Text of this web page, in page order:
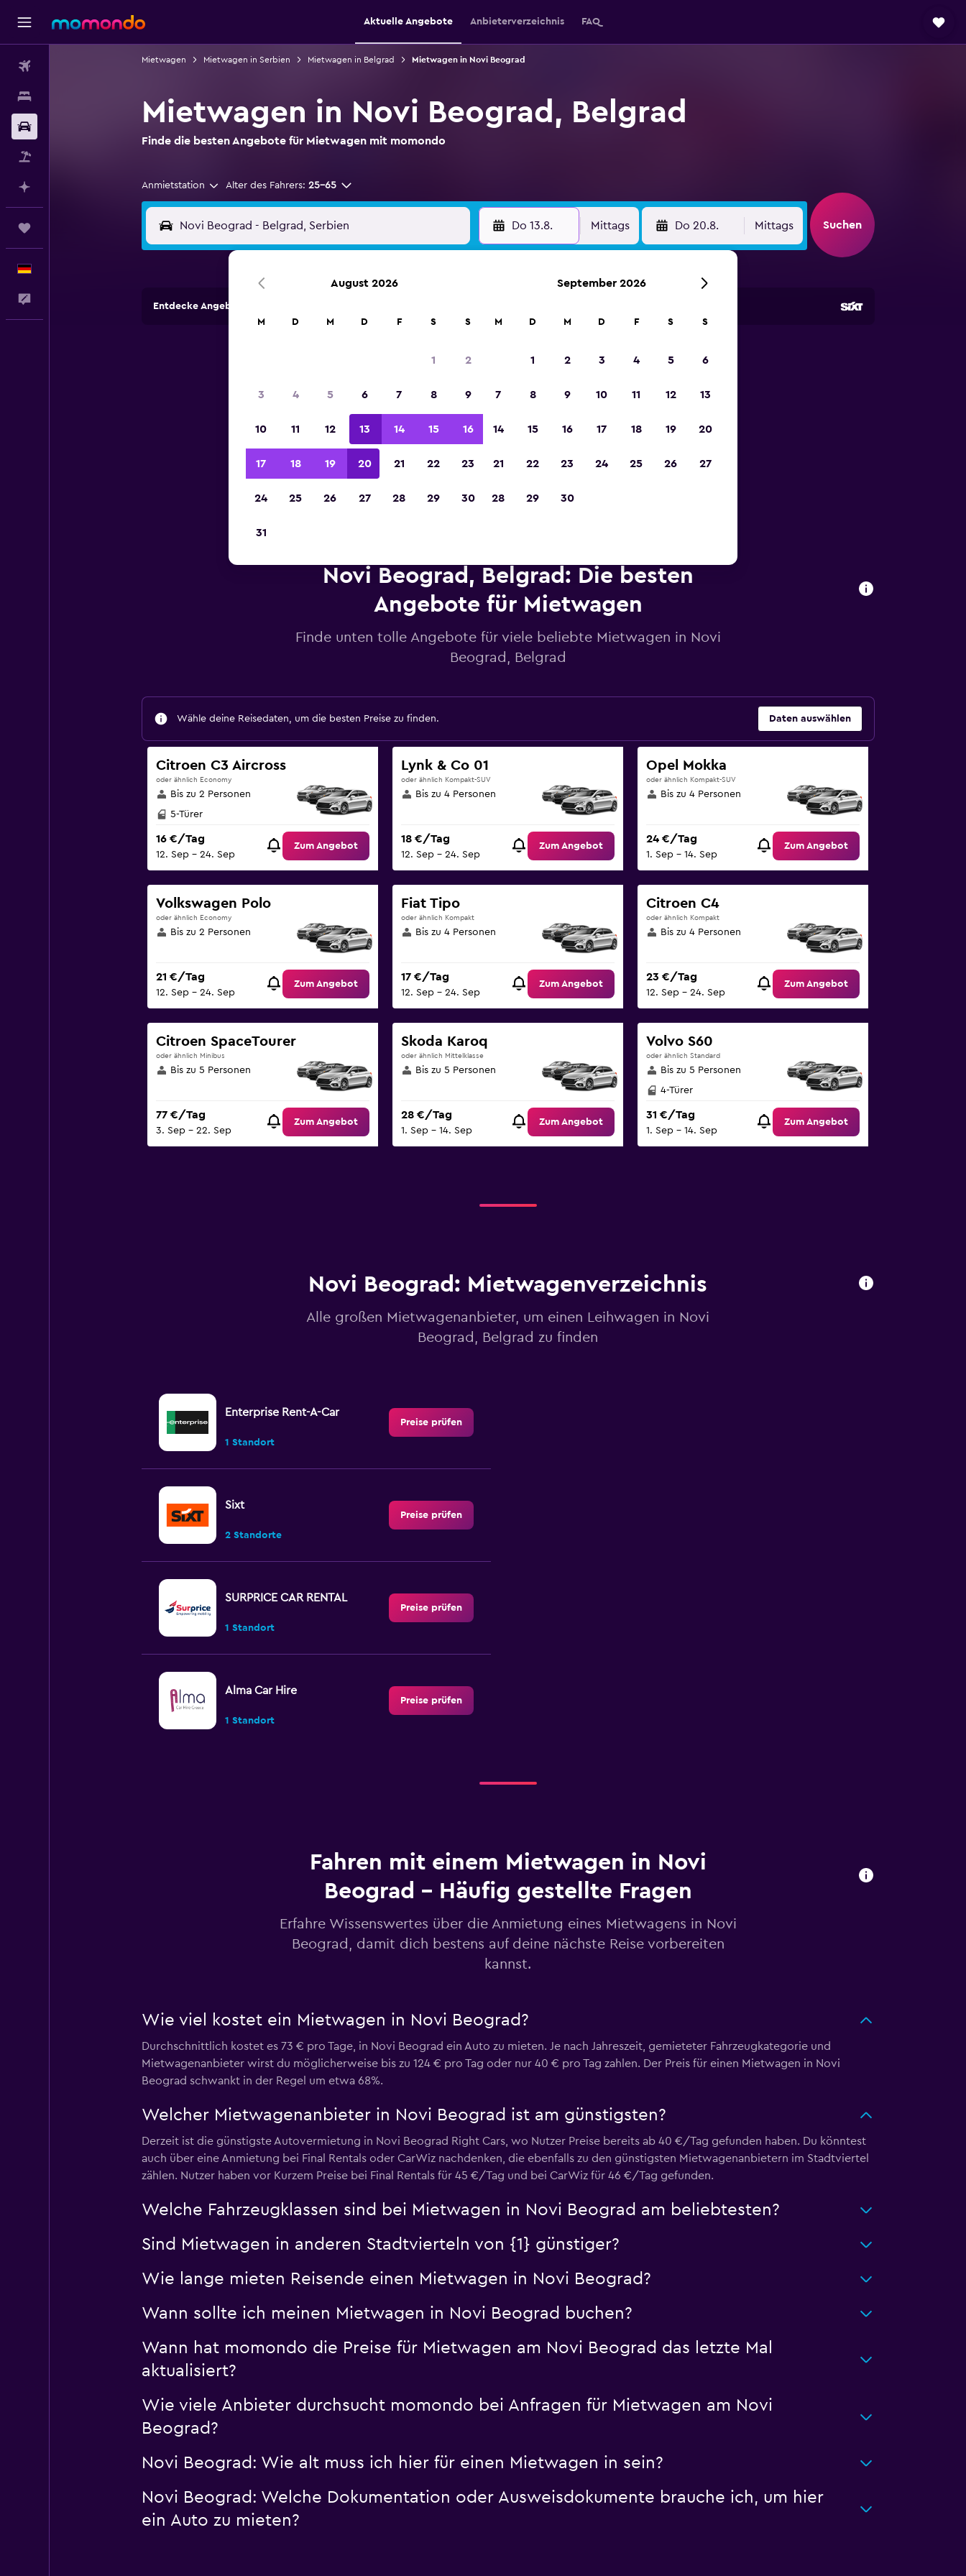
Aktuelle Angebote Anbieterverzeichnis FAQ
Mietwagen Mietwagen in Serbien Mietwagen in Belgrad Mietwagen in Novi Beograd
Mietwagen in Novi Beograd, Belgrad
Finde die besten Angebote für Mietwagen mit momondo
Anmietstation Alter des Fahrers: 25-65
Do 13.8. Mittags Do 20.8. Mittags Suchen
Entdecke Angebote von Autovermietungen an über 70.000 Standorten mit momondo.
Sieger 2023 gekürt
Novi Beograd, Belgrad: Die besten
Angebote für Mietwagen
Finde unten tolle Angebote für viele beliebte Mietwagen in Novi
Beograd, Belgrad
Wähle deine Reisedaten, um die besten Preise zu finden. Daten auswählen
Citroen C3 Aircross
oder ähnlich Economy
Bis zu 2 Personen
5-Türer
16 €/Tag
12. Sep – 24. Sep
Zum Angebot
Lynk & Co 01
oder ähnlich Kompakt-SUV
Bis zu 4 Personen
18 €/Tag
12. Sep – 24. Sep
Zum Angebot
Opel Mokka
oder ähnlich Kompakt-SUV
Bis zu 4 Personen
24 €/Tag
1. Sep – 14. Sep
Zum Angebot
Volkswagen Polo
oder ähnlich Economy
Bis zu 2 Personen
21 €/Tag
12. Sep – 24. Sep
Zum Angebot
Fiat Tipo
oder ähnlich Kompakt
Bis zu 4 Personen
17 €/Tag
12. Sep – 24. Sep
Zum Angebot
Citroen C4
oder ähnlich Kompakt
Bis zu 4 Personen
23 €/Tag
12. Sep – 24. Sep
Zum Angebot
Citroen SpaceTourer
oder ähnlich Minibus
Bis zu 5 Personen
77 €/Tag
3. Sep – 22. Sep
Zum Angebot
Skoda Karoq
oder ähnlich Mittelklasse
Bis zu 5 Personen
28 €/Tag
1. Sep – 14. Sep
Zum Angebot
Volvo S60
oder ähnlich Standard
Bis zu 5 Personen
4-Türer
31 €/Tag
1. Sep – 14. Sep
Zum Angebot
Novi Beograd: Mietwagenverzeichnis
Alle großen Mietwagenanbieter, um einen Leihwagen in Novi
Beograd, Belgrad zu finden
Enterprise Rent-A-Car
1 Standort
Preise prüfen
Sixt
2 Standorte
Preise prüfen
SURPRICE CAR RENTAL
1 Standort
Preise prüfen
Alma Car Hire
1 Standort
Preise prüfen
Preise prüfen
Final Rentals
Preise prüfen
Fahren mit einem Mietwagen in Novi
Beograd – Häufig gestellte Fragen
Erfahre Wissenswertes über die Anmietung eines Mietwagens in Novi
Beograd, damit dich bestens auf deine nächste Reise vorbereiten
kannst.
Wie viel kostet ein Mietwagen in Novi Beograd?
Durchschnittlich kostet es 73 € pro Tage, in Novi Beograd ein Auto zu mieten. Je nach Jahreszeit, gemieteter Fahrzeugkategorie und
Mietwagenanbieter wirst du möglicherweise bis zu 124 € pro Tag oder nur 40 € pro Tag zahlen. Der Preis für einen Mietwagen in Novi
Beograd schwankt in der Regel um etwa 68%.
Welcher Mietwagenanbieter in Novi Beograd ist am günstigsten?
Derzeit ist die günstigste Autovermietung in Novi Beograd Right Cars, wo Nutzer Preise bereits ab 40 €/Tag gefunden haben. Du könntest
auch über eine Anmietung bei Final Rentals oder CarWiz nachdenken, die ebenfalls zu den günstigsten Mietwagenanbietern im Stadtviertel
zählen. Nutzer haben vor Kurzem Preise bei Final Rentals für 45 €/Tag und bei CarWiz für 46 €/Tag gefunden.
Welche Fahrzeugklassen sind bei Mietwagen in Novi Beograd am beliebtesten?
Sind Mietwagen in anderen Stadtvierteln von {1} günstiger?
Wie lange mieten Reisende einen Mietwagen in Novi Beograd?
Wann sollte ich meinen Mietwagen in Novi Beograd buchen?
Wann hat momondo die Preise für Mietwagen am Novi Beograd das letzte Mal
aktualisiert?
Wie viele Anbieter durchsucht momondo bei Anfragen für Mietwagen am Novi
Beograd?
Novi Beograd: Wie alt muss ich hier für einen Mietwagen in sein?
Novi Beograd: Welche Dokumentation oder Ausweisdokumente brauche ich, um hier
ein Auto zu mieten?
August 2026
M D M D F S S
1 2
3 4 5 6 7 8 9
10 11 12 13 14 15 16
17 18 19 20 21 22 23
24 25 26 27 28 29 30
31
September 2026
M D M D F S S
1 2 3 4 5 6
7 8 9 10 11 12 13
14 15 16 17 18 19 20
21 22 23 24 25 26 27
28 29 30